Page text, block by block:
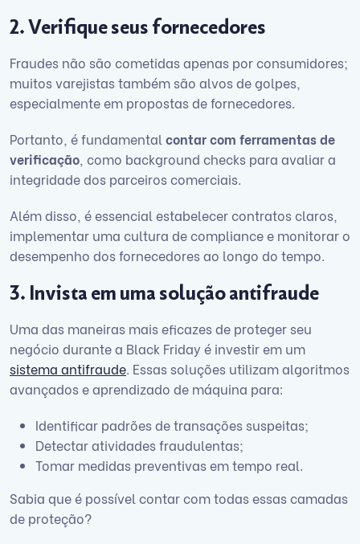
2. Verifique seus fornecedores
Fraudes não são cometidas apenas por consumidores;
muitos varejistas também são alvos de golpes,
especialmente em propostas de fornecedores.
Portanto, é fundamental contar com ferramentas de
verificação , como background checks para avaliar a
integridade dos parceiros comerciais.
Além disso, é essencial estabelecer contratos claros,
implementar uma cultura de compliance e monitorar o
desempenho dos fornecedores ao longo do tempo.
3. Invista em uma solução antifraude
Uma das maneiras mais eficazes de proteger seu
negócio durante a Black Friday é investir em um
sistema antifraude. Essas soluções utilizam algoritmos
avançados e aprendizado de máquina para:
Identificar padrões de transações suspeitas;
Detectar atividades fraudulentas;
Tomar medidas preventivas em tempo real.
Sabia que é possível contar com todas essas camadas
de proteção?